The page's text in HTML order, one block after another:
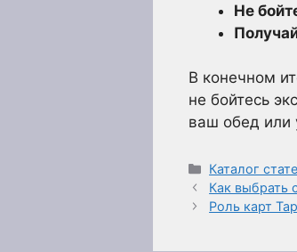
Не
В конечном
не бойтесь
ваш обед или
Рубрики
Каталог
Как выбрать
Роль карт